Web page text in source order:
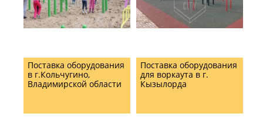
Поставка оборудования
в г.Кольчугино,
Владимирской области
Поставка оборудования
для воркаута в г.
Кызылорда